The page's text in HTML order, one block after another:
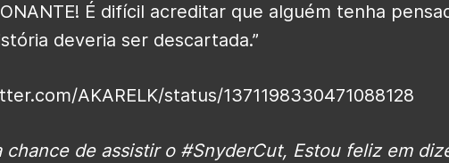
É difícil acreditar que alguém tenha
deveria ser descartada.”
AKARELK/status/1371198330471088128
chance de assistir o #SnyderCut, Estou feliz em